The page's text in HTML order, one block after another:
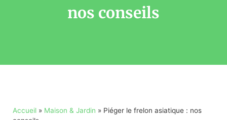
nos conseils
Accueil » Maison & Jardin » Piéger le frelon asiatique : nos